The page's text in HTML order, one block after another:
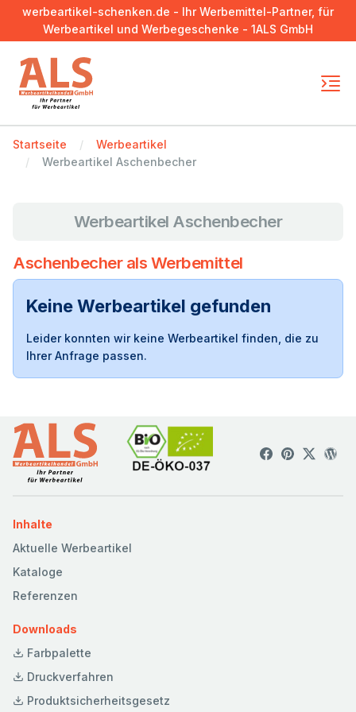
werbeartikel-schenken.de - Ihr Werbemittel-Partner, für
Werbeartikel und Werbegeschenke - 1ALS GmbH
Startseite
Werbeartikel
Werbeartikel Aschenbecher
Werbeartikel Aschenbecher
Aschenbecher als Werbemittel
Keine Werbeartikel gefunden
Leider konnten wir keine Werbeartikel finden, die zu
Ihrer Anfrage passen.
Inhalte
Aktuelle Werbeartikel
Kataloge
Referenzen
Downloads
Farbpalette
Druckverfahren
Produktsicherheitsgesetz